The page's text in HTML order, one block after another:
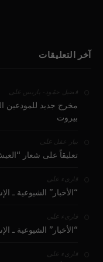
آخر التعليقات
فضيل حمّود - باريس على
مخرج جديد للمودعين
بيروت
بيار عقل على
تعليقاً على شعار
قارىء على
“الأخبار” الشيوعية ـ
قارىء على
“الأخبار” الشيوعية ـ
قارىء على